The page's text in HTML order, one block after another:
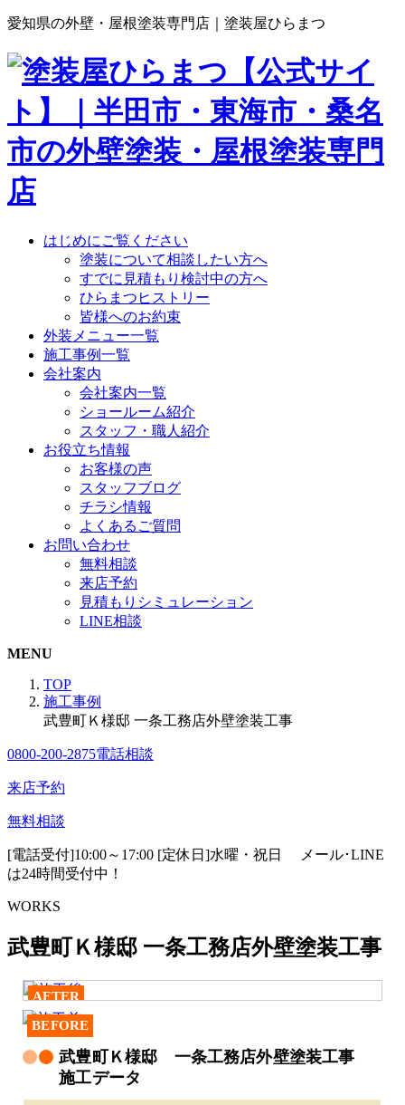
愛知県の外壁・屋根塗装専門店｜塗装屋ひらまつ
はじめにご覧ください
塗装について相談したい方へ
すでに見積もり検討中の方へ
ひらまつヒストリー
皆様へのお約束
外装メニュー一覧
施工事例一覧
会社案内
会社案内一覧
ショールーム紹介
スタッフ・職人紹介
お役立ち情報
お客様の声
スタッフブログ
チラシ情報
よくあるご質問
お問い合わせ
無料相談
来店予約
見積もりシミュレーション
LINE相談
MENU
TOP
施工事例
武豊町Ｋ様邸 一条工務店外壁塗装工事
0800-200-2875電話相談
来店予約
無料相談
[電話受付]10:00～17:00 [定休日]水曜・祝日
メール･LINE
は24時間受付中！
WORKS
武豊町Ｋ様邸 一条工務店外壁塗装工事
AFTER
BEFORE
武豊町Ｋ様邸 一条工務店外壁塗装工事
施工データ